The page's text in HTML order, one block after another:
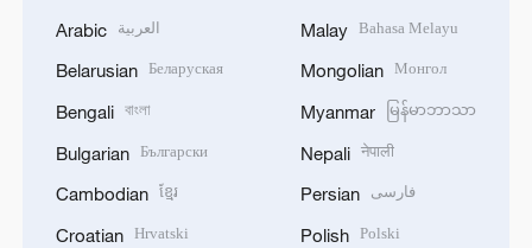
Arabic العربية
Belarusian Беларуская
Bengali বাংলা
Bulgarian Български
Cambodian ខ្មែរ
Croatian Hrvatski
Malay Bahasa Melayu
Mongolian Монгол
Myanmar မြန်မာဘာသာ
Nepali नेपाली
Persian فارسی
Polish Polski